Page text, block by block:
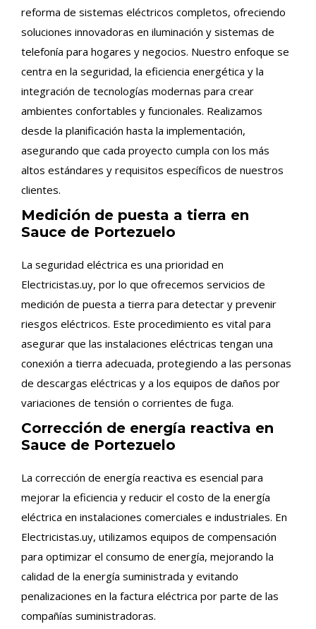
reforma de sistemas eléctricos completos, ofreciendo
soluciones innovadoras en iluminación y sistemas de
telefonía para hogares y negocios. Nuestro enfoque se
centra en la seguridad, la eficiencia energética y la
integración de tecnologías modernas para crear
ambientes confortables y funcionales. Realizamos
desde la planificación hasta la implementación,
asegurando que cada proyecto cumpla con los más
altos estándares y requisitos específicos de nuestros
clientes.
Medición de puesta a tierra en
Sauce de Portezuelo
La seguridad eléctrica es una prioridad en
Electricistas.uy, por lo que ofrecemos servicios de
medición de puesta a tierra para detectar y prevenir
riesgos eléctricos. Este procedimiento es vital para
asegurar que las instalaciones eléctricas tengan una
conexión a tierra adecuada, protegiendo a las personas
de descargas eléctricas y a los equipos de daños por
variaciones de tensión o corrientes de fuga.
Corrección de energía reactiva en
Sauce de Portezuelo
La corrección de energía reactiva es esencial para
mejorar la eficiencia y reducir el costo de la energía
eléctrica en instalaciones comerciales e industriales. En
Electricistas.uy, utilizamos equipos de compensación
para optimizar el consumo de energía, mejorando la
calidad de la energía suministrada y evitando
penalizaciones en la factura eléctrica por parte de las
compañías suministradoras.